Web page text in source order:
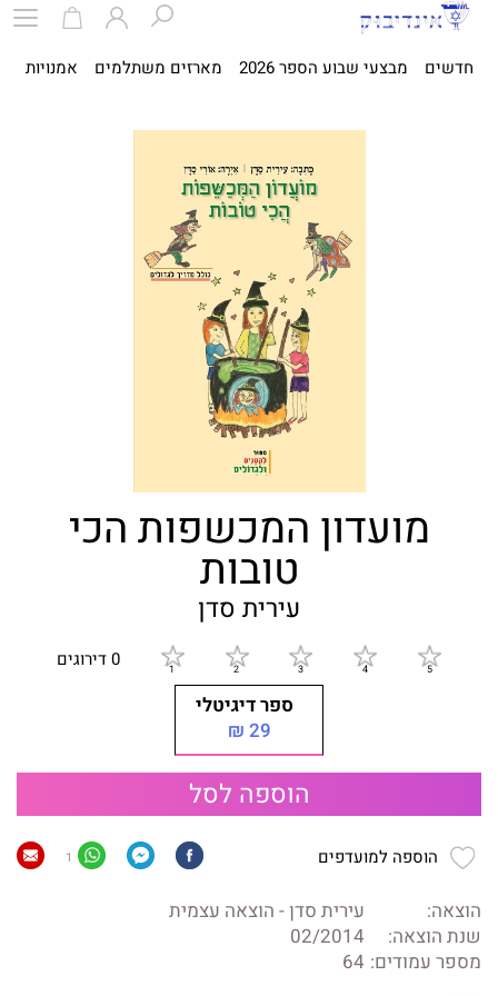
חדשים מבצעי שבוע הספר 2026 מארזים משתלמים אמנויות
מועדון המכשפות הכי
טובות
עירית סדן
0 דירוגים
ספר דיגיטלי
29 ₪
הוספה לסל
הוספה למועדפים 1
הוצאה:
עירית סדן - הוצאה עצמית
שנת הוצאה:
02/2014
מספר עמודים: 64